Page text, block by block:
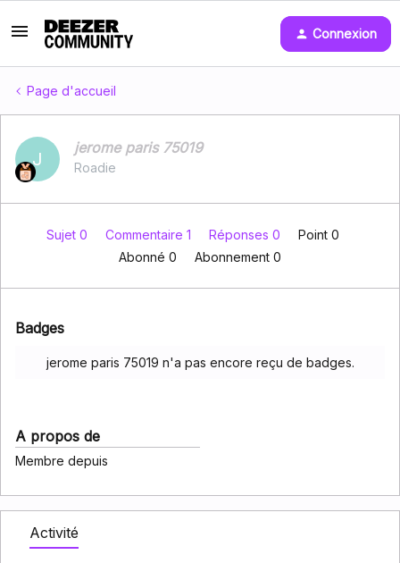
Connexion
Page d'accueil
J
jerome paris 75019
Roadie
Sujet 0 Commentaire 1 Réponses 0
Point 0
Abonné 0 Abonnement 0
Badges
jerome paris 75019 n'a pas encore reçu de badges.
A propos de
Membre depuis
Activité